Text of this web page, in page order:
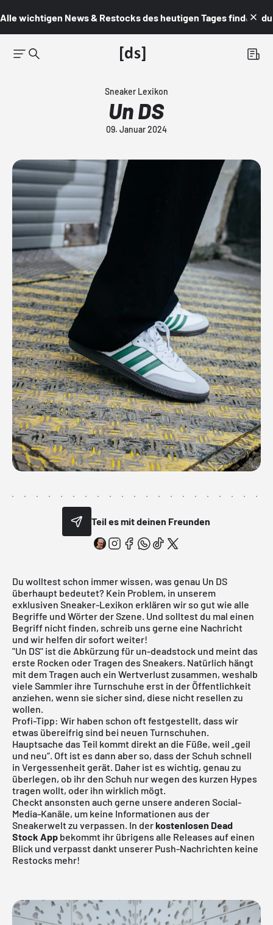
Alle wichtigen News & Restocks des heutigen Tages findest du
Sneaker Lexikon
Un DS
09. Januar 2024
Teil es mit deinen Freunden
Du wolltest schon immer wissen, was genau Un DS
überhaupt bedeutet? Kein Problem, in unserem
exklusiven Sneaker-Lexikon erklären wir so gut wie alle
Begriffe und Wörter der Szene. Und solltest du mal einen
Begriff nicht finden, schreib uns gerne eine Nachricht
und wir helfen dir sofort weiter!
"Un DS" ist die Abkürzung für un-deadstock und meint das
erste Rocken oder Tragen des Sneakers. Natürlich hängt
mit dem Tragen auch ein Wertverlust zusammen, weshalb
viele Sammler ihre Turnschuhe erst in der Öffentlichkeit
anziehen, wenn sie sicher sind, diese nicht resellen zu
wollen.
Profi-Tipp: Wir haben schon oft festgestellt, dass wir
etwas übereifrig sind bei neuen Turnschuhen.
Hauptsache das Teil kommt direkt an die Füße, weil „geil
und neu“. Oft ist es dann aber so, dass der Schuh schnell
in Vergessenheit gerät. Daher ist es wichtig, genau zu
überlegen, ob ihr den Schuh nur wegen des kurzen Hypes
tragen wollt, oder ihn wirklich mögt.
Checkt ansonsten auch gerne unsere anderen Social-
Media-Kanäle, um keine Informationen aus der
Sneakerwelt zu verpassen. In derkostenlosen Dead
Stock App bekommt ihr übrigens alle Releases auf einen
Blick und verpasst dankt unserer Push-Nachrichten keine
Restocks mehr!